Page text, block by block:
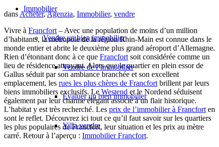
Immobilier
Vendre un bien immobilier
Vendre de l’immobilier
Évaluer un bien immobilier
Villa vendre
dans Acheter,Agenzia, Immobilier, vendre
Vivre à Francfort – Avec une population de moins d’un million
d’habitants, la métropole de la région Rhin-Main est connue dans le
monde entier et abrite le deuxième plus grand aéroport d’Allemagne.
Rien d’étonnant donc à ce que Francfort soit considérée comme un
lieu de résidence attrayant. Alors que le quartier en plein essor de
Gallus séduit par son ambiance branchée et son excellent
emplacement, les rues les plus chères de Francfort brillent par leurs
biens immobiliers exclusifs. LeWestend etle Nordend séduisent
également par leur charme élégant associé à un flair historique.
L’habitat y est très recherché. Les prix de l’immobilier à Francfort en
sont le reflet. Découvrez ici tout ce qu’il faut savoir sur les quartiers
les plus populaires de Francfort, leur situation et les prix au mètre
carré. Retour à l’aperçu : Immobilier Francfort.